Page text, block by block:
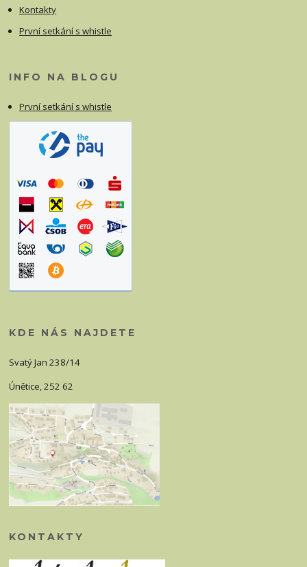
Kontakty
První setkání s whistle
INFO NA BLOGU
První setkání s whistle
KDE NÁS NAJDETE
Svatý Jan 238/14
Únětice, 252 62
KONTAKTY